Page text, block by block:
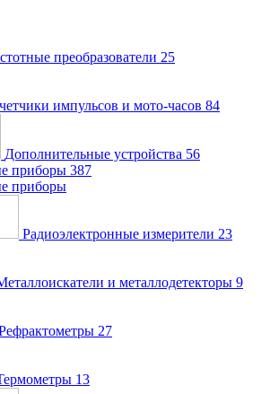
преобразователи 25
импульсов и мото-часов 84
Дополнительные устройства 56
приборы 387
приборы
Радиоэлектронные измерители 23
и металлодетекторы 9
27
13